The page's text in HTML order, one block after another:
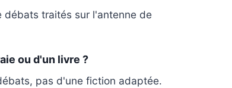
débats traités sur l'antenne de
ou d'un livre ?
pas d'une fiction adaptée.